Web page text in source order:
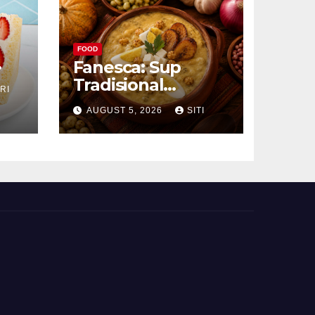
FOOD
Fanesca: Sup
Tradisional
Ekuador yang
Kaya Bahan dan
Rasa
AUGUST 5, 2026 SITI